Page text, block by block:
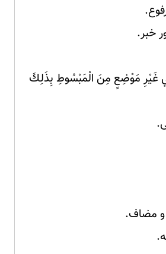
خبر.
غَيْرِ مَوْضِعٍ مِنَ الْمَبْسُوطِ بِذَلِكَ
و مضاف.